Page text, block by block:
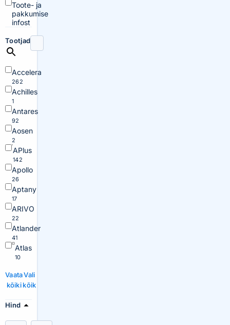
Toote- ja
pakkumise
infost
Tootjad
Accelera
262
Achilles
1
Antares
92
Aosen
2
APlus
142
Apollo
26
Aptany
17
ARIVO
22
Atlander
41
Atlas
10
Vaata
kõiki
Vali
kõik
Hind